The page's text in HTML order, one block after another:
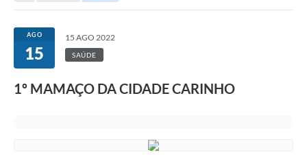
AGO
15
15 AGO 2022
SAÚDE
1º MAMAÇO DA CIDADE CARINHO